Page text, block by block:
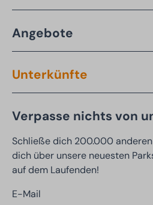
Angebote
Unterkünfte
Verpasse nichts von
Schließe dich 200.000
dich über unsere neuesten
auf dem Laufenden!
E-Mail